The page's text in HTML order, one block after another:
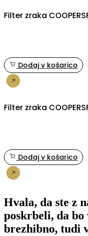
Filter zraka
Dodaj v košarico
Filter zraka
Dodaj v košarico
Hvala, da ste z
poskrbeli, da bo
brezhibno, tudi